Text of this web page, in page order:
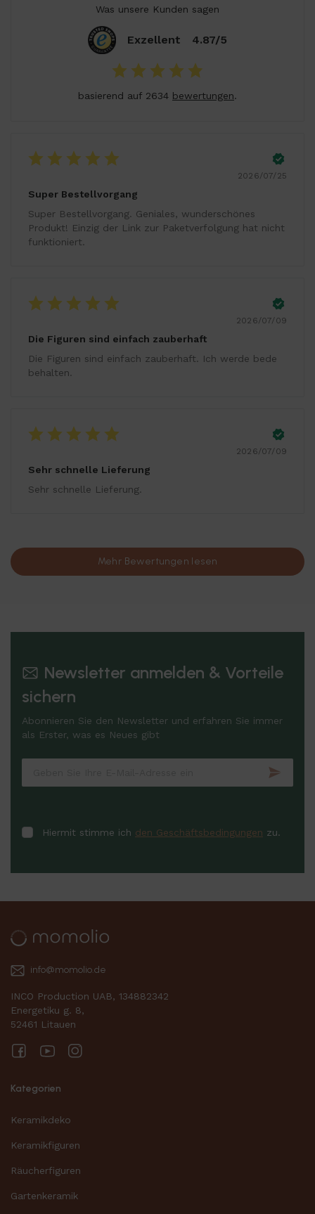
Was unsere Kunden sagen
Exzellent 4.87/5
basierend auf 2634 bewertungen.
2026/07/25
Super Bestellvorgang
Super Bestellvorgang. Geniales, wunderschönes
Produkt! Einzig der Link zur Paketverfolgung hat nicht
funktioniert.
2026/07/09
Die Figuren sind einfach zauberhaft
Die Figuren sind einfach zauberhaft. Ich werde bede
behalten.
2026/07/09
Sehr schnelle Lieferung
Sehr schnelle Lieferung.
Mehr Bewertungen lesen
Newsletter anmelden & Vorteile
sichern
Abonnieren Sie den Newsletter und erfahren Sie immer
als Erster, was es Neues gibt
Hiermit stimme ich den Geschäftsbedingungen zu.
info@momolio.de
INCO Production UAB, 134882342
Energetiku g. 8,
52461 Litauen
FacebookYouTube
Kategorien
Keramikdeko
Keramikfiguren
Räucherfiguren
Gartenkeramik